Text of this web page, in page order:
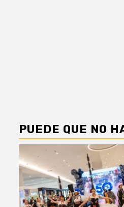
PUEDE QUE NO